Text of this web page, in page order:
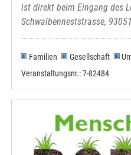
ist direkt beim Eingang des
Schwalbenneststrasse,
Familien Gesellschaft
Veranstaltungsnr.: 7-82484